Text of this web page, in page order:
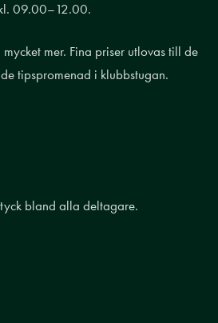
09.00–12.00.
mer. Fina priser utlovas till de
tipspromenad i klubbstugan.
bland alla deltagare.